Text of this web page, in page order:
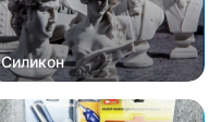
Силикон